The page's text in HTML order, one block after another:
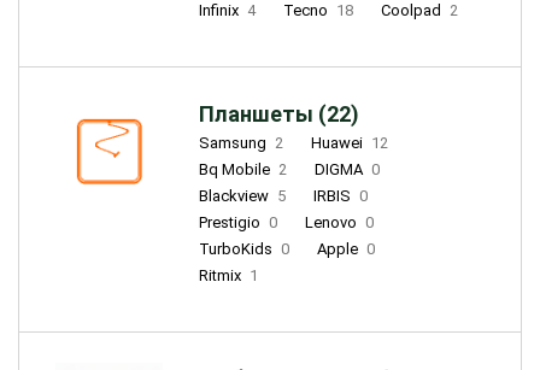
Infinix 4 Tecno 18 Coolpad 2
Планшеты (22)
Samsung 2 Huawei 12
Bq Mobile 2 DIGMA 0
Blackview 5 IRBIS 0
Prestigio 0 Lenovo 0
TurboKids 0 Apple 0
Ritmix 1